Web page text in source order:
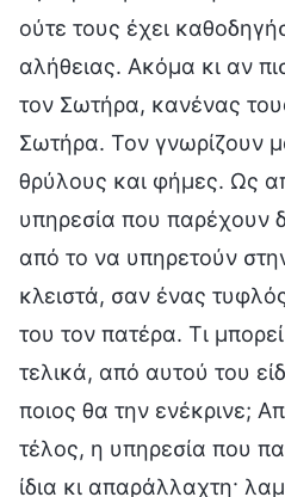
ούτε τους έχει
αλήθειας. Ακόμα κι αν
τον Σωτήρα, κανένας
Σωτήρα. Τον γνωρίζουν
θρύλους και φήμες. Ως
υπηρεσία που παρέχουν
από το να υπηρετούν
κλειστά, σαν ένας
του τον πατέρα. Τι
τελικά, από αυτού του
ποιος θα την ενέκρινε;
τέλος, η υπηρεσία που
ίδια κι απαράλλαχτη·